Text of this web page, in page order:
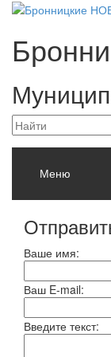
Меню
Ваше имя:
Ваш E-mail:
Введите текст: